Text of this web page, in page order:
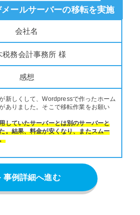
ールサーバーの移転を実施
会社名
税務会計事務所 様
感想
新しくして、Wordpressで作ったホーム
ありました。そこで移転作業をお願い
していたサーバーとは別のサーバーと
。結果、料金が安くなり、またスムー
例詳細へ進む